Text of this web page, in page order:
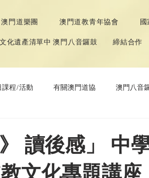
澳門道樂團 澳門道教青年協會
化遺產清單中 澳門八音鑼鼓 締結合作
課程/活動 有關澳門道協 澳門八音
讀後感」 中
文化專題講座